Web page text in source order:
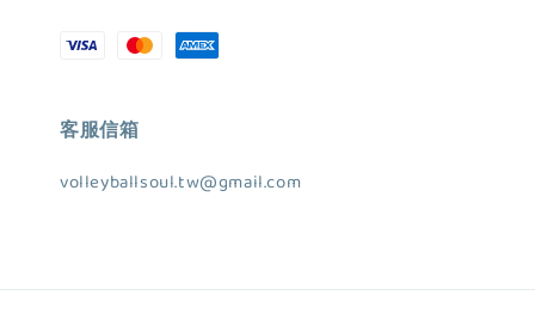
客服信箱
volleyballsoul.tw@gmail.com